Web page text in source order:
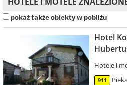
pokaż także obiekty w pobliżu
Hotel
Hotele i
911